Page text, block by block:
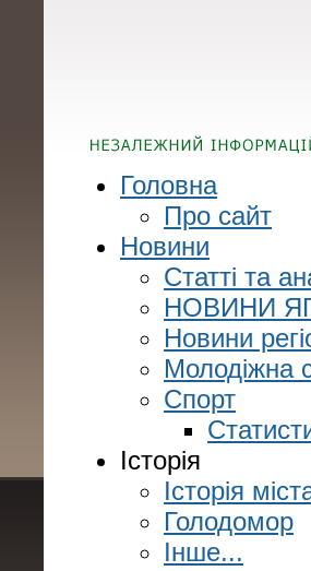
Головна
Про сайт
Новини
Статті та
НОВИНИ
Новини
Молодіжна
Спорт
Історія
Історія
Голодомор
Інше...